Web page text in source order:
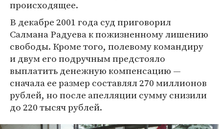
происходящее.
В декабре 2001 года суд приговорил
Салмана Радуева к пожизненному лишению
свободы. Кроме того, полевому командиру
и двум его подручным предстояло
выплатить денежную компенсацию —
сначала ее размер составлял 270 миллионов
рублей, но после апелляции сумму снизили
до 220 тысяч рублей.